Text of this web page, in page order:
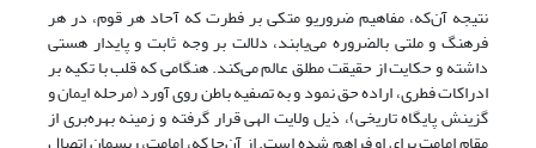
نتیجه آن‌که، مفاهیم ضروریو متکی بر فطرت که آحاد هر قوم، در هر
فرهنگ و ملتی بالضروره می‌یابند، دلالت بر وجه ثابت و پایدار هستی
داشته و حکایت از حقیقت مطلق عالم می‌کند. هنگامی که قلب با تکیه بر
ادراکات فطری، اراده حق نمود و به تصفیه باطن روی آورد (مرحله ایمان و
گزینش پایگاه تاریخی)، ذیل ولایت الهی قرار گرفته و زمینه بهره‌بری از